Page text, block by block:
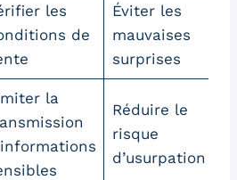
les
de
Éviter les
mauvaises
surprises
la
Réduire le
risque
d’usurpation